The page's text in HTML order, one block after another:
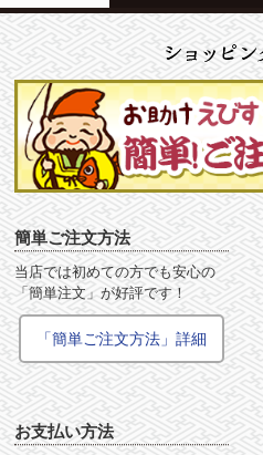
簡単ご注文方法
当店では初めての方でも安心の
「簡単注文」が好評です！
「簡単ご注文方法」詳細
お支払い方法